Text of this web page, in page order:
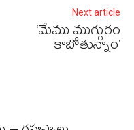
Next article
‘మేము ముగ్గురం
కాబోతున్నాం’